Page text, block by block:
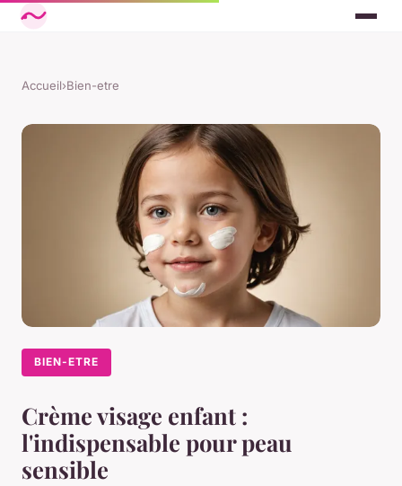
Accueil›Bien-etre
BIEN-ETRE
Crème visage enfant :
l'indispensable pour peau
sensible